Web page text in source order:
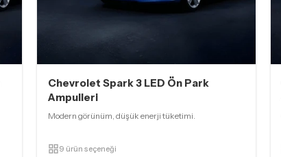
Chevrolet Spark 3 LED Ön Park
Ampulleri
Modern görünüm, düşük enerji tüketimi.
9 ürün seçeneği